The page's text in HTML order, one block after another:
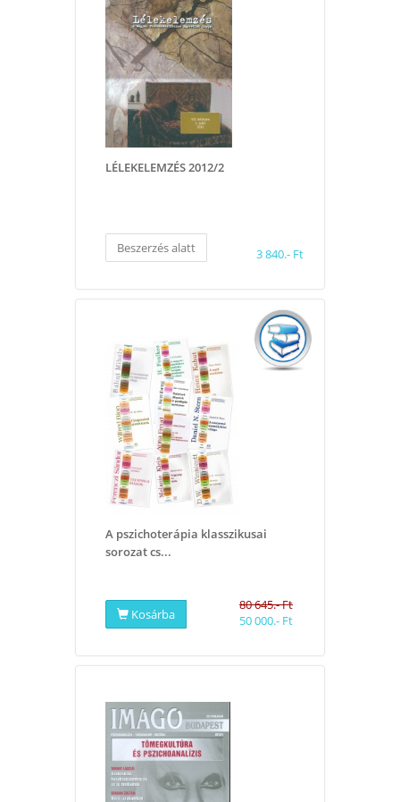
LÉLEKELEMZÉS 2012/2
Beszerzés alatt 3 840.- Ft
A pszichoterápia klasszikusai
sorozat cs...
Kosárba
80 645.- Ft
50 000.- Ft